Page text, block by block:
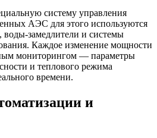
систему управления
АЭС для этого используются
воды-замедлители и системы
Каждое изменение мощности
мониторингом — параметры
и теплового режима
времени.
и